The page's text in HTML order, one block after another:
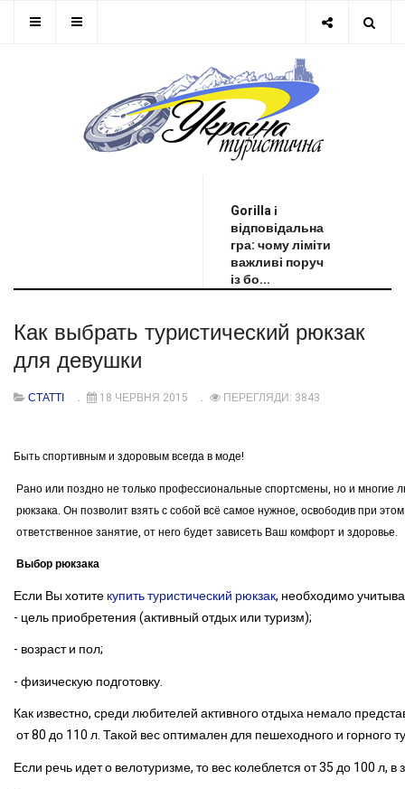
Gorilla і
відповідальна
гра: чому ліміти
важливі поруч
із бо...
Как выбрать туристический рюкзак
для девушки
СТАТТІ 18 ЧЕРВНЯ 2015 ПЕРЕГЛЯДИ: 3843
Быть спортивным и здоровым всегда в моде!
Рано или поздно не только профессиональные спортсмены, но и многие
рюкзака. Он позволит взять с собой всё самое нужное, освободив при
ответственное занятие, от него будет зависеть Ваш комфорт и здоровье.
Выбор рюкзака
Если Вы хотитекупить туристический рюкзак, необходимо
- цель приобретения (активный отдых или туризм);
- возраст и пол;
- физическую подготовку.
Как известно, среди любителей активного отдыха немало
от 80 до 110 л. Такой вес оптимален для пешеходного и горного
Если речь идет о велотуризме, то вес колеблется от 35 до 100 л,